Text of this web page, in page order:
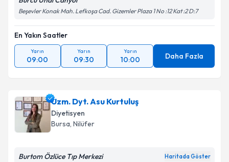
Beşevler Konak Mah. Lefkoşa Cad. Gizemler Plaza 1 No :12 Kat :2 D:7
En Yakın Saatler
Yarın
09:00
Yarın
09:30
Yarın
10:00 Daha Fazla
Uzm. Dyt. Asu Kurtuluş
Diyetisyen
Bursa, Nilüfer
Burtom Özlüce Tıp Merkezi Haritada Göster